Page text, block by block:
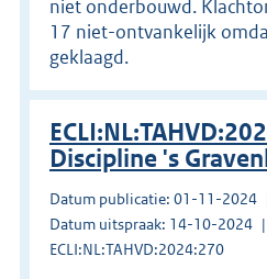
niet onderbouwd.
17 niet-ontvankelijk
geklaagd.
Discipline 's
Datum publicatie: 01-11-2024
Datum uitspraak: 14-10-2024
ECLI:NL:TAHVD:2024:270